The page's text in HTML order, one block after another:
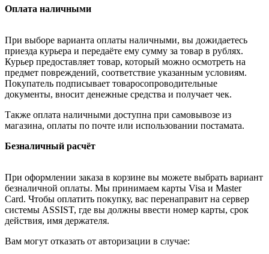
Оплата наличными
При выборе варианта оплаты наличными, вы дожидаетесь
приезда курьера и передаёте ему сумму за товар в рублях.
Курьер предоставляет товар, который можно осмотреть на
предмет повреждений, соответствие указанным условиям.
Покупатель подписывает товаросопроводительные
документы, вносит денежные средства и получает чек.
Также оплата наличными доступна при самовывозе из
магазина, оплаты по почте или использовании постамата.
Безналичный расчёт
При оформлении заказа в корзине вы можете выбрать вариант
безналичной оплаты. Мы принимаем карты Visa и Master
Card. Чтобы оплатить покупку, вас перенаправит на сервер
системы ASSIST, где вы должны ввести номер карты, срок
действия, имя держателя.
Вам могут отказать от авторизации в случае: